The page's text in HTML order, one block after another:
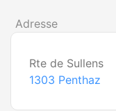
Adresse
Rte de Sullens
1303 Penthaz